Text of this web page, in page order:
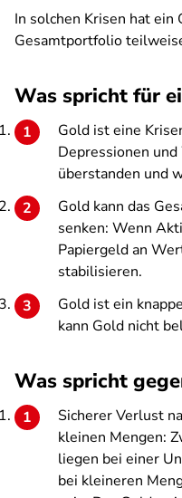
In solchen Krisen hat
Gesamtportfolio
Was spricht für
Gold ist eine
Depressionen
überstanden und
Gold kann das
senken: Wenn
Papiergeld an
stabilisieren.
Gold ist ein
kann Gold nicht
Was spricht
Sicherer Verlust
kleinen Mengen:
liegen bei einer
bei kleineren